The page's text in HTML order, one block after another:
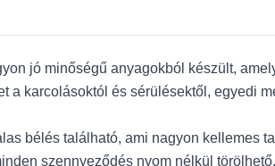
jó minőségű anyagokból készült,
a karcolásoktól és sérülésektől, egyedi
bélés található, ami nagyon kellemes
szennyeződés nyom nélkül